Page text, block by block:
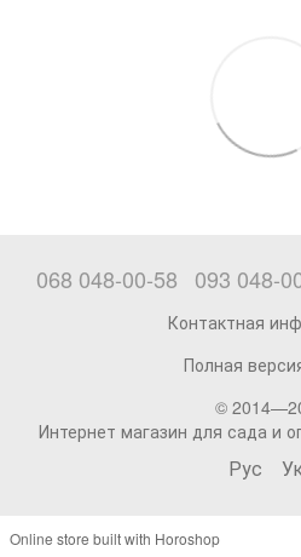
068 048-00-58 093 048-
Контактная
Полная
©
Интернет магазин для сада и
Рус
Online store built with Horoshop